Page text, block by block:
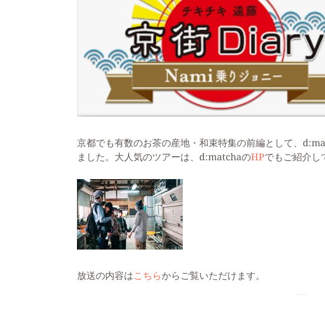
京都でも有数のお茶の産地・和束特集の前編として、
ました。大人気のツアーは、d:matchaのHPでもご紹介し
放送の内容はこちらからご覧いただけます。